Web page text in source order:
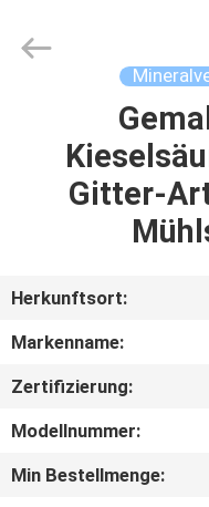
PRODUKTE
UNS
AUSFLUG
Industrial
Gitter-
Herkunftsort:
Markenname:
Zertifizierung:
Modellnummer:
Min Bestellmenge: